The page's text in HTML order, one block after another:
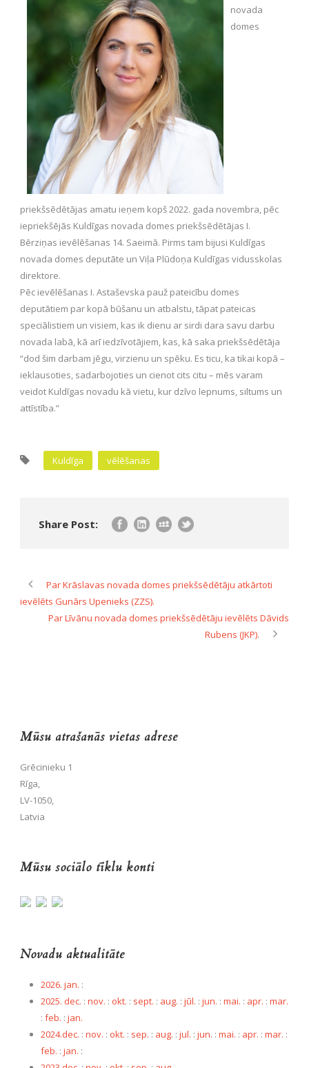
novada
domes
priekšsēdētājas amatu ieņem kopš 2022. gada novembra, pēc
iepriekšējās Kuldīgas novada domes priekšsēdētājas I.
Bērziņas ievēlēšanas 14. Saeimā. Pirms tam bijusi Kuldīgas
novada domes deputāte un Viļa Plūdoņa Kuldīgas vidusskolas
direktore.
Pēc ievēlēšanas I. Astaševska pauž pateicību domes
deputātiem par kopā būšanu un atbalstu, tāpat pateicas
speciālistiem un visiem, kas ik dienu ar sirdi dara savu darbu
novada labā, kā arī iedzīvotājiem, kas, kā saka priekšsēdētāja
“dod šim darbam jēgu, virzienu un spēku. Es ticu, ka tikai kopā –
ieklausoties, sadarbojoties un cienot cits citu – mēs varam
veidot Kuldīgas novadu kā vietu, kur dzīvo lepnums, siltums un
attīstība.”
Kuldīga vēlēšanas
Share Post:
Par Krāslavas novada domes priekšsēdētāju atkārtoti
ievēlēts Gunārs Upenieks (ZZS).
Par Līvānu novada domes priekšsēdētāju ievēlēts Dāvids
Rubens (JKP).
Mūsu atrašanās vietas adrese
Grēcinieku 1
Rīga,
LV-1050,
Latvia
Mūsu sociālo tīklu konti
Novadu aktualitāte
2026. jan. :
2025. dec. : nov. : okt. : sept. : aug. : jūl. : jun. : mai. : apr. : mar.
: feb. : jan.
2024.dec. : nov. : okt. : sep. : aug. : jul. : jun. : mai. : apr. : mar. :
feb. : jan. :